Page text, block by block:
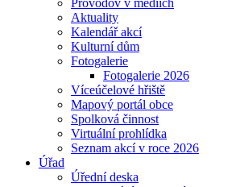
Provodov v médiích
Aktuality
Kalendář akcí
Kulturní dům
Fotogalerie
Fotogalerie 2026
Víceúčelové hřiště
Mapový portál obce
Spolková činnost
Virtuální prohlídka
Seznam akcí v roce 2026
Úřad
Úřední deska